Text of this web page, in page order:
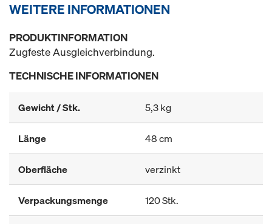
WEITERE INFORMATIONEN
PRODUKTINFORMATION
Zugfeste Ausgleichverbindung.
TECHNISCHE INFORMATIONEN
Gewicht / Stk. 5,3 kg
Länge 48 cm
Oberfläche verzinkt
Verpackungsmenge 120 Stk.